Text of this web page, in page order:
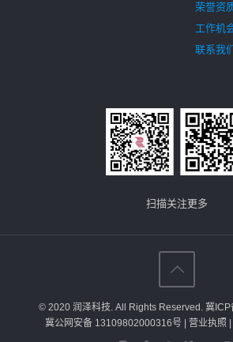
荣誉资
工作机
联系我
扫描关注更多
© 2020 润泽科技. All Rights Reserved. 冀
冀公网安备 13109802000316号| 营业执照